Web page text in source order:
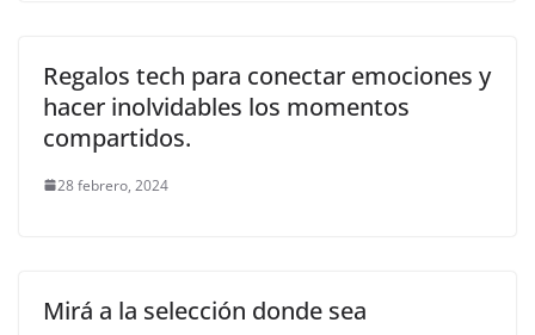
Regalos tech para conectar emociones y
hacer inolvidables los momentos
compartidos.
28 febrero, 2024
Mirá a la selección donde sea